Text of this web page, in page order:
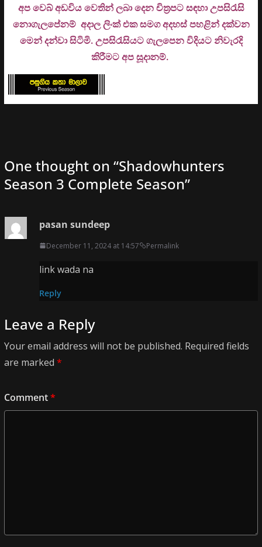
අප වෙබ් අඩවිය වෙතින් ලබා දෙන චිත්‍රපට සඳහා උපසිරැසි
නොගැලපේනම් අදාල ලිංක් එක සමග අදහස් පහළින් දක්වන
මෙන් දන්වා සිටිමි. උපසිරැසියට ගැලපෙන විදියට නිවැරදි
කිරීමට අප සූදානම්.
One thought on “Shadowhunters
Season 3 Complete Season”
pasan sundeep
December 11, 2024 at 14:57 Permalink
link wada na
Reply
Leave a Reply
Your email address will not be published. Required fields
are marked *
Comment*